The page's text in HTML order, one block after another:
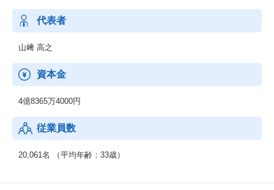
例）次世代自動車・デジタル家電・ロボティクス・医療機器の研
究開発、生産、技術開発
代表者
山﨑 高之
資本金
4億8365万4000円
従業員数
20,061名 （平均年齢：33歳）